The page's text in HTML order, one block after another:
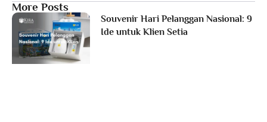
More Posts
Souvenir Hari Pelanggan Nasional: 9
Ide untuk Klien Setia